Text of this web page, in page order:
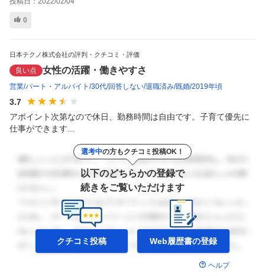
0
日本テクノ株式会社の評判・クチコミ・評価
良い点 女性の活躍・働きやすさ
営業 パート・アルバイト 30代 回答しない 退職済み 既婚 2019年頃
3.7
アポイント次第なので休日、勤務時間は自由です。子育て優先に
仕事ができます...
選考中の方もクチコミ投稿OK！
以下のどちらかの登録で
続きをご覧いただけます
クチコミ投稿 Web履歴書の登録
ヘルプ